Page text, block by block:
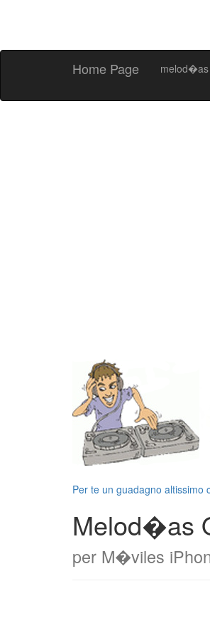
Home Page melod�as
Per te un guadagno altissimo
Melod�as
per M�viles